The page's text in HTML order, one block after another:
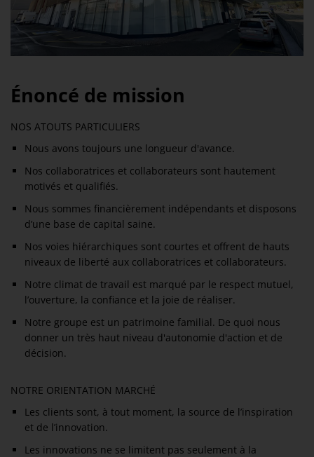
Énoncé de mission
NOS ATOUTS PARTICULIERS
Nous avons toujours une longueur d'avance.
Nos collaboratrices et collaborateurs sont hautement
motivés et qualifiés.
Nous sommes financièrement indépendants et disposons
d’une base de capital saine.
Nos voies hiérarchiques sont courtes et offrent de hauts
niveaux de liberté aux collaboratrices et collaborateurs.
Notre climat de travail est marqué par le respect mutuel,
l’ouverture, la confiance et la joie de réaliser.
Notre groupe est un patrimoine familial. De quoi nous
donner un très haut niveau d'autonomie d'action et de
décision.
NOTRE ORIENTATION MARCHÉ
Les clients sont, à tout moment, la source de l’inspiration
et de l’innovation.
Les innovations ne se limitent pas seulement à la